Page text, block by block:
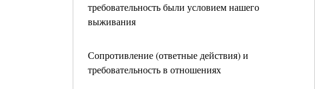
требовательность были условием нашего
выживания
Сопротивление (ответные действия) и
требовательность в отношениях